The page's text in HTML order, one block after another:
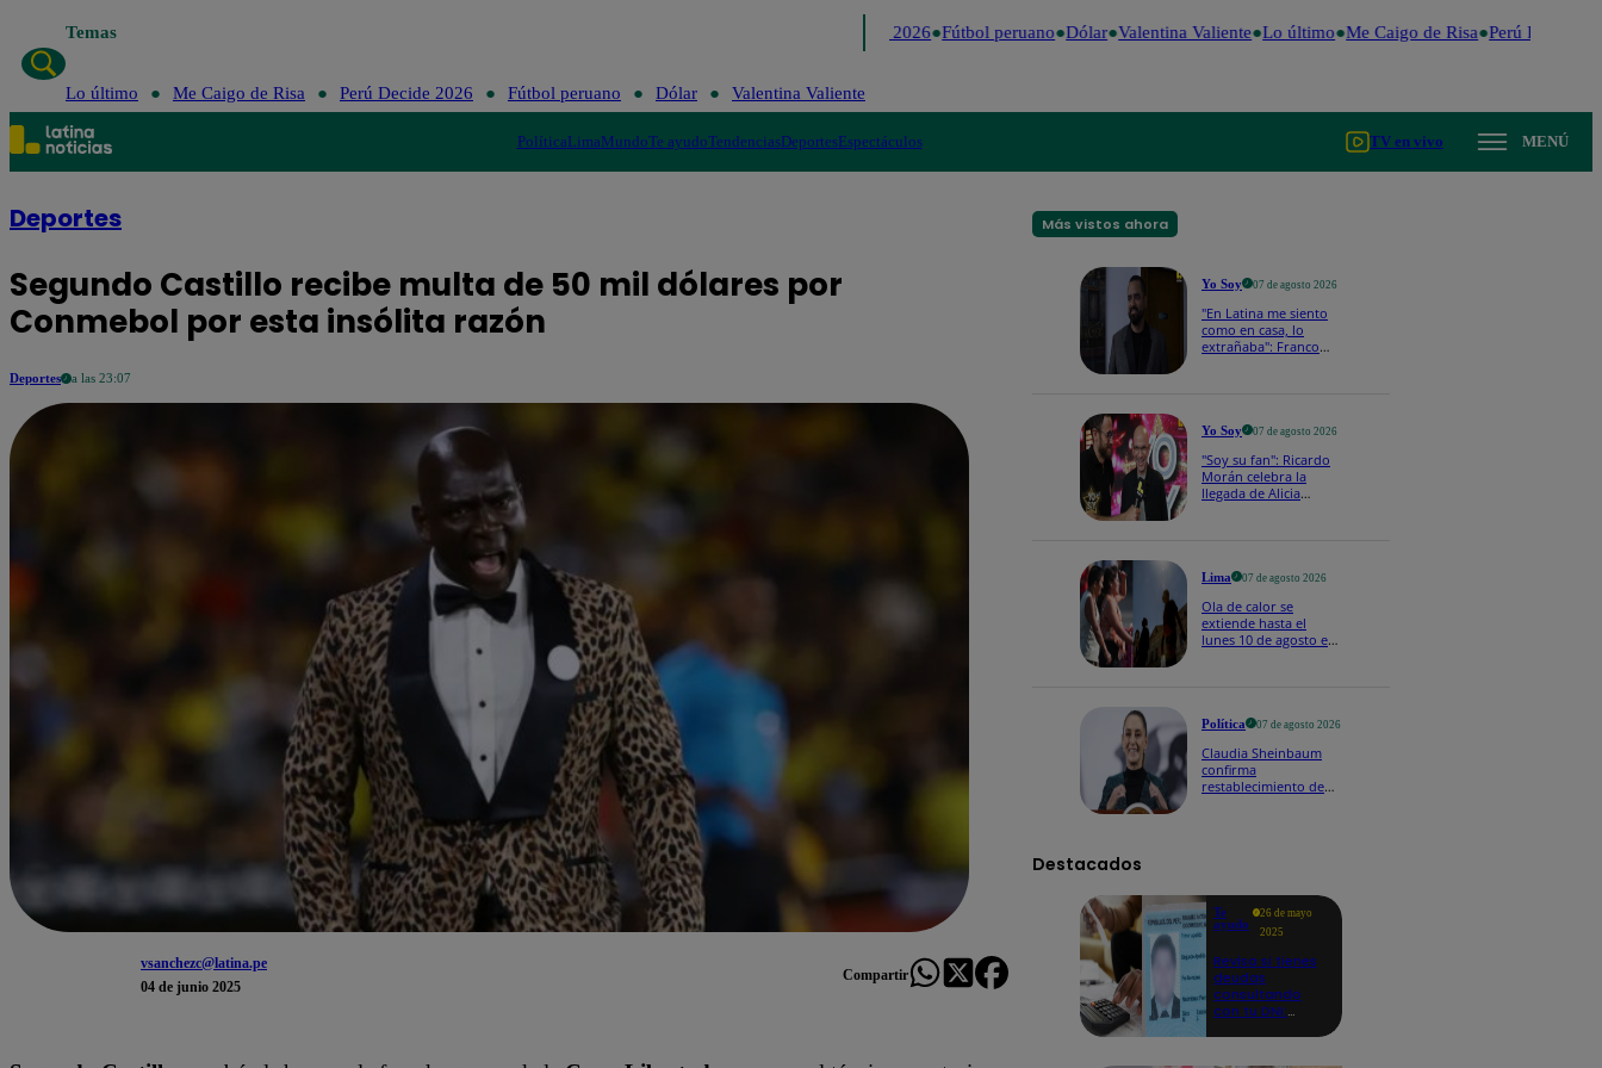
Temas Perú Decide 2026 Fútbol peruano Dólar Valentina Valiente Lo último Me Caigo de Risa Perú Decide
Lo último Me Caigo de Risa Perú Decide 2026 Fútbol peruano Dólar Valentina Valiente
PolíticaLimaMundoTe ayudoTendenciasDeportesEspectáculos TV en vivo MENÚ
Deportes
Segundo Castillo recibe multa de 50 mil dólares por
Conmebol por esta insólita razón
Deportes a las 23:07
vsanchezc@latina.pe
04 de junio 2025
Compartir
Más vistos ahora
Yo Soy 07 de agosto 2026
"En Latina me siento
como en casa, lo
extrañaba": Franco
Yo Soy 07 de agosto 2026
"Soy su fan": Ricardo
Morán celebra la
llegada de Alicia
Lima 07 de agosto 2026
Ola de calor se
extiende hasta el
lunes 10 de agosto en
Política 07 de agosto 2026
Claudia Sheinbaum
confirma
restablecimiento de
Destacados
Te
ayudo
26 de mayo
2025
Revisa si tienes
deudas
consultando
con tu DNI: